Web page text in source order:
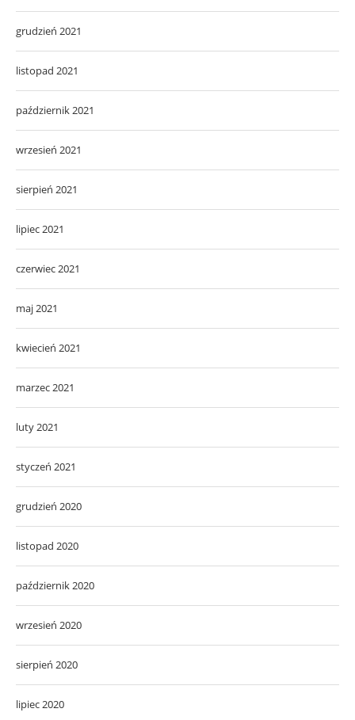
grudzień 2021
listopad 2021
październik 2021
wrzesień 2021
sierpień 2021
lipiec 2021
czerwiec 2021
maj 2021
kwiecień 2021
marzec 2021
luty 2021
styczeń 2021
grudzień 2020
listopad 2020
październik 2020
wrzesień 2020
sierpień 2020
lipiec 2020